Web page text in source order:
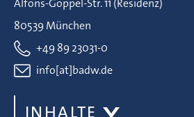
Alfons-Goppel-Str. 11 (Residenz)
80539 München
+49 89 23031-0
info[at]badw.de
INHALTE